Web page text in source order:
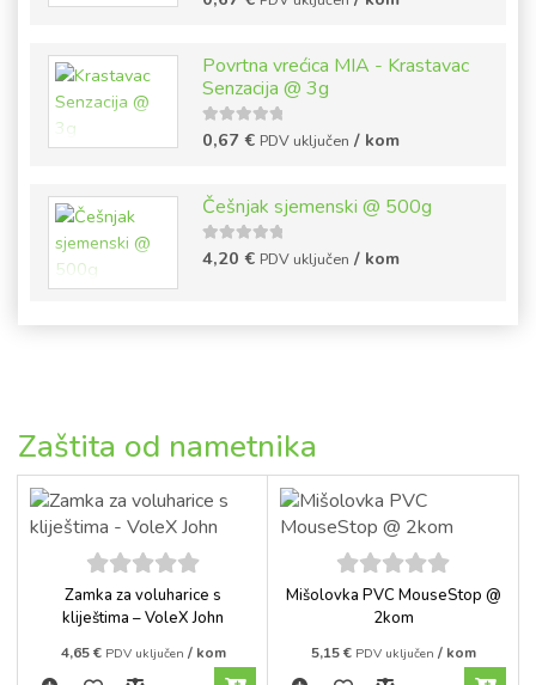
5
Povrtna vrećica MIA - Krastavac
Senzacija @ 3g
5 out of
5
0,67€ PDV uključen / kom
Češnjak sjemenski @ 500g
5 out of
5
4,20€ PDV uključen / kom
Zaštita od nametnika
5out of
5
Zamka za voluharice s
kliještima – VoleX John
4,65€ PDV uključen / kom
5out of
Mišolovka PVC MouseStop @
2kom
5,15€ PDV uključen / kom